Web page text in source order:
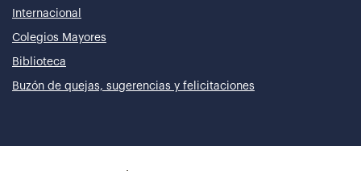
Internacional
Colegios Mayores
Biblioteca
Buzón de quejas, sugerencias y felicitaciones